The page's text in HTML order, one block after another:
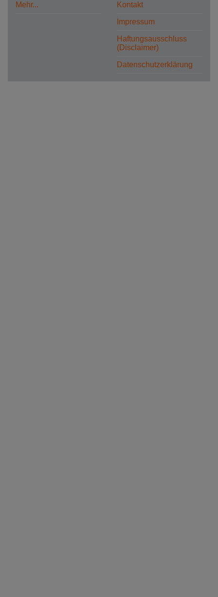
Mehr... Kontakt
Impressum
Haftungsausschluss
(Disclaimer)
Datenschutzerklärung